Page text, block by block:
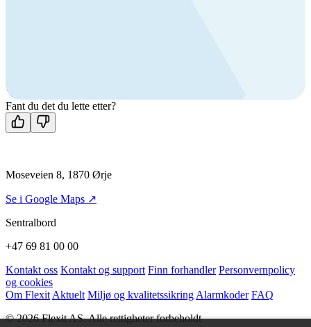
Kontakt oss
Fant du det du lette etter?
Moseveien 8, 1870 Ørje
Se i Google Maps ↗
Sentralbord
+47 69 81 00 00
Kontakt oss Kontakt og support Finn forhandler Personvernpolicy
og cookies
Om Flexit Aktuelt Miljø og kvalitetssikring Alarmkoder FAQ
© 2026 Flexit AS. Alle rettigheter forbeholdt